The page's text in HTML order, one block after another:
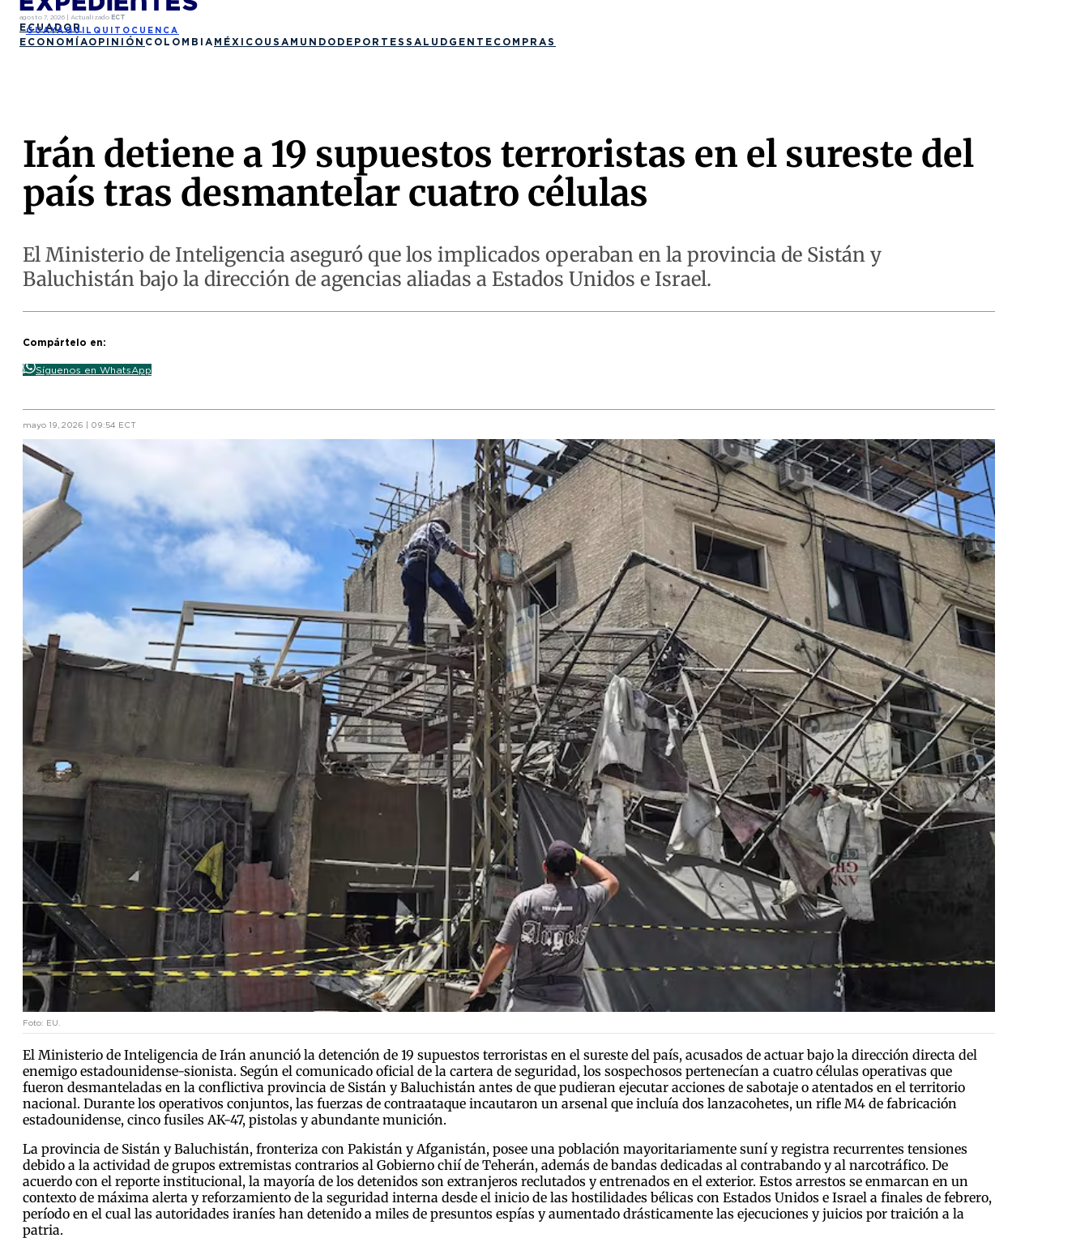
agosto 7, 2026 | Actualizado ECT
ECUADOR
GUAYAQUIL QUITO CUENCA
ECONOMÍAOPINIÓN COLOMBIA MÉXICO USA MUNDO DEPORTES SALUD GENTE COMPRAS
Irán detiene a 19 supuestos terroristas en el sureste del
país tras desmantelar cuatro células
El Ministerio de Inteligencia aseguró que los implicados operaban en la provincia de Sistán y
Baluchistán bajo la dirección de agencias aliadas a Estados Unidos e Israel.
Compártelo en:
Síguenos en WhatsApp
mayo 19, 2026 | 09:54 ECT
Foto: EU.
El Ministerio de Inteligencia de Irán anunció la detención de 19 supuestos terroristas en el sureste del país, acusados de actuar bajo la dirección directa del
enemigo estadounidense-sionista. Según el comunicado oficial de la cartera de seguridad, los sospechosos pertenecían a cuatro células operativas que
fueron desmanteladas en la conflictiva provincia de Sistán y Baluchistán antes de que pudieran ejecutar acciones de sabotaje o atentados en el territorio
nacional. Durante los operativos conjuntos, las fuerzas de contraataque incautaron un arsenal que incluía dos lanzacohetes, un rifle M4 de fabricación
estadounidense, cinco fusiles AK-47, pistolas y abundante munición.
La provincia de Sistán y Baluchistán, fronteriza con Pakistán y Afganistán, posee una población mayoritariamente suní y registra recurrentes tensiones
debido a la actividad de grupos extremistas contrarios al Gobierno chií de Teherán, además de bandas dedicadas al contrabando y al narcotráfico. De
acuerdo con el reporte institucional, la mayoría de los detenidos son extranjeros reclutados y entrenados en el exterior. Estos arrestos se enmarcan en un
contexto de máxima alerta y reforzamiento de la seguridad interna desde el inicio de las hostilidades bélicas con Estados Unidos e Israel a finales de febrero,
período en el cual las autoridades iraníes han detenido a miles de presuntos espías y aumentado drásticamente las ejecuciones y juicios por traición a la
patria.